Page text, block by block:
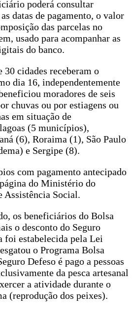
poderá consultar
datas de pagamento, o valor
das parcelas no
usado para acompanhar as
do banco.
30 cidades receberam o
dia 16, independentemente
moradores de seis
chuvas ou por estiagens ou
em situação de
(5 municípios),
(6), Roraima (1), São Paulo
e Sergipe (8).
com pagamento antecipado
do Ministério do
Assistência Social.
os beneficiários do Bolsa
o desconto do Seguro
foi estabelecida pela Lei
o Programa Bolsa
Defeso é pago a pessoas
da pesca artesanal
a atividade durante o
(reprodução dos peixes).